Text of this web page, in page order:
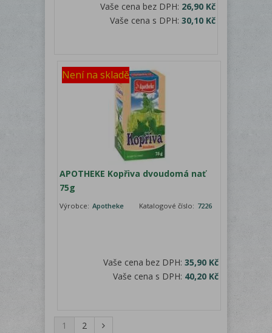
Vaše cena bez DPH: 26,90 Kč
Vaše cena s DPH: 30,10 Kč
Není na skladě
APOTHEKE Kopřiva dvoudomá nať
75g
Výrobce: Apotheke Katalogové číslo: 7226
Vaše cena bez DPH:35,90 Kč
Vaše cena s DPH: 40,20 Kč
1 2